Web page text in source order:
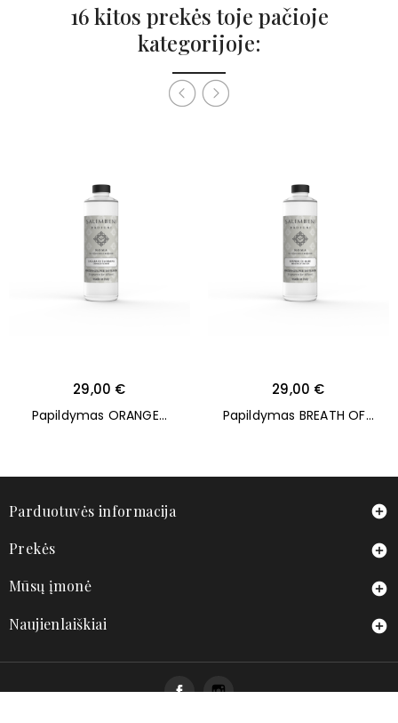
16 kitos prekės toje pačioje
kategorijoje:
Kaina
29,00 €
Papildymas ORANGE...
Kaina
29,00 €
Papildymas BREATH OF...
Parduotuvės informacija 
Prekės 
Mūsų įmonė 
Naujienlaiškiai 
Facebook